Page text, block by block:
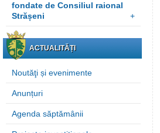
fondate de Consiliul raional
Strășeni
+
ACTUALITĂȚI
Noutăţi și evenimente
Anunțuri
Agenda săptămânii